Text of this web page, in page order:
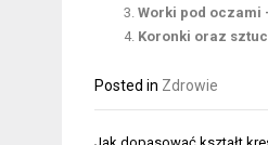
Worki pod oczami
Koronki oraz
Posted in Zdrowie